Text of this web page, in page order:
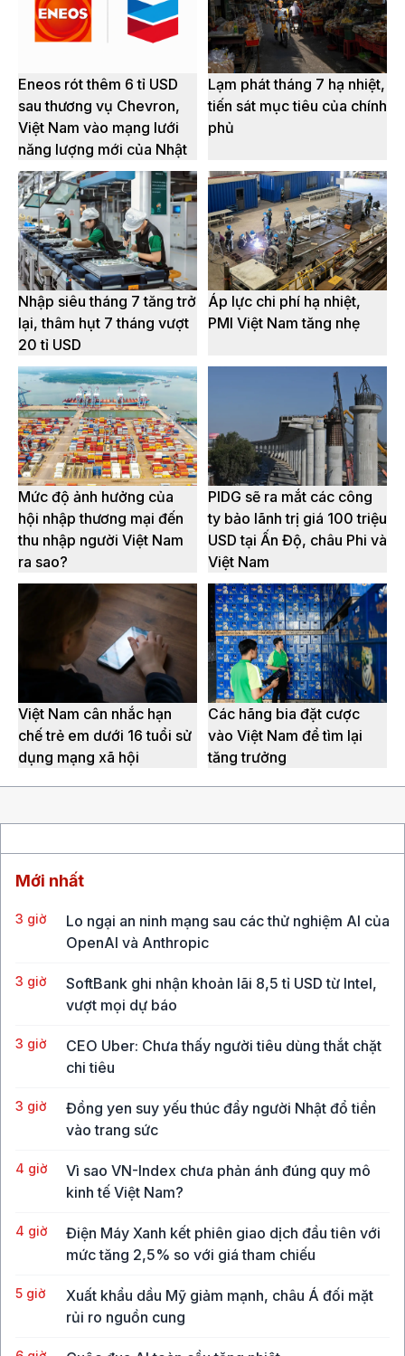
Eneos rót thêm 6 tỉ USD
sau thương vụ Chevron,
Việt Nam vào mạng lưới
năng lượng mới của Nhật
Lạm phát tháng 7 hạ nhiệt,
tiến sát mục tiêu của chính
phủ
Nhập siêu tháng 7 tăng trở
lại, thâm hụt 7 tháng vượt
20 tỉ USD
Áp lực chi phí hạ nhiệt,
PMI Việt Nam tăng nhẹ
Mức độ ảnh hưởng của
hội nhập thương mại đến
thu nhập người Việt Nam
ra sao?
PIDG sẽ ra mắt các công
ty bảo lãnh trị giá 100 triệu
USD tại Ấn Độ, châu Phi và
Việt Nam
Việt Nam cân nhắc hạn
chế trẻ em dưới 16 tuổi sử
dụng mạng xã hội
Các hãng bia đặt cược
vào Việt Nam để tìm lại
tăng trưởng
Mới nhất
3 giờ
Lo ngại an ninh mạng sau các thử nghiệm AI của
OpenAI và Anthropic
3 giờ
SoftBank ghi nhận khoản lãi 8,5 tỉ USD từ Intel,
vượt mọi dự báo
3 giờ
CEO Uber: Chưa thấy người tiêu dùng thắt chặt
chi tiêu
3 giờ
Đồng yen suy yếu thúc đẩy người Nhật đổ tiền
vào trang sức
4 giờ
Vì sao VN-Index chưa phản ánh đúng quy mô
kinh tế Việt Nam?
4 giờ
Điện Máy Xanh kết phiên giao dịch đầu tiên với
mức tăng 2,5% so với giá tham chiếu
5 giờ
Xuất khẩu dầu Mỹ giảm mạnh, châu Á đối mặt
rủi ro nguồn cung